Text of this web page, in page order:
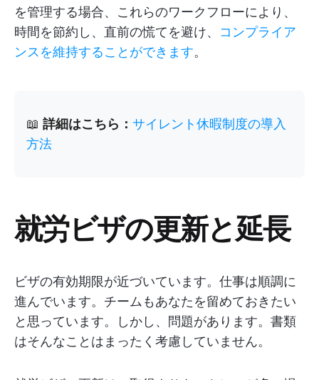
を管理する場合、これらのワークフローにより、
時間を節約し、直前の慌てを避け、 コンプライア
ンスを維持することができます。
📖 詳細はこちら： サイレント休暇制度の導入
方法
就労ビザの更新と延長
ビザの有効期限が近づいています。仕事は順調に
進んでいます。チームもあなたを留めておきたい
と思っています。しかし、問題があります。書類
はそんなことはまったく考慮していません。